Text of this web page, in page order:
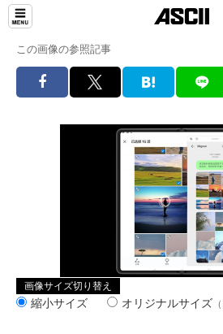
この画像の参照記事
画像サイズ切り替え
縮小サイズ オリジナルサイズ